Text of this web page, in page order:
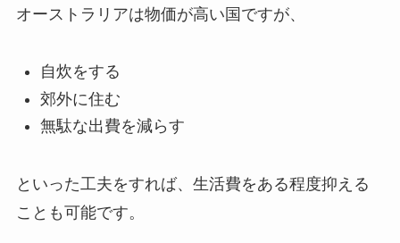
オーストラリアは物価が高い国ですが、
自炊をする
郊外に住む
無駄な出費を減らす
といった工夫をすれば、生活費をある程度抑える
ことも可能です。